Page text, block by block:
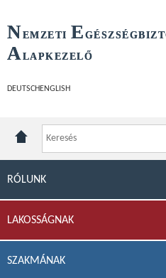
NEMZETI E
ALAPKEZELŐ
DEUTSCH ENGLISH
RÓLUNK
LAKOSSÁGNAK
SZAKMÁNAK